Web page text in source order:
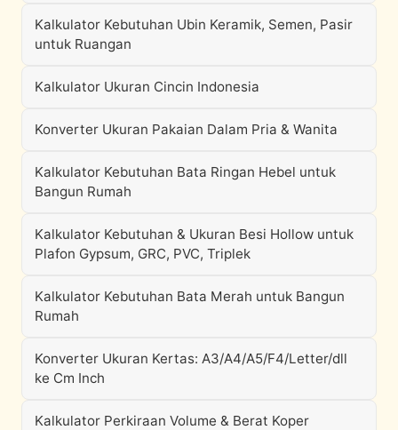
Kalkulator Kebutuhan Ubin Keramik, Semen, Pasir
untuk Ruangan
Kalkulator Ukuran Cincin Indonesia
Konverter Ukuran Pakaian Dalam Pria & Wanita
Kalkulator Kebutuhan Bata Ringan Hebel untuk
Bangun Rumah
Kalkulator Kebutuhan & Ukuran Besi Hollow untuk
Plafon Gypsum, GRC, PVC, Triplek
Kalkulator Kebutuhan Bata Merah untuk Bangun
Rumah
Konverter Ukuran Kertas: A3/A4/A5/F4/Letter/dll
ke Cm Inch
Kalkulator Perkiraan Volume & Berat Koper